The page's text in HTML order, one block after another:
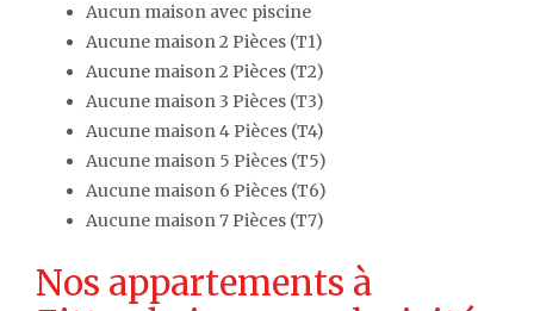
Aucun maison avec piscine
Aucune maison 2 Pièces (T1)
Aucune maison 2 Pièces (T2)
Aucune maison 3 Pièces (T3)
Aucune maison 4 Pièces (T4)
Aucune maison 5 Pièces (T5)
Aucune maison 6 Pièces (T6)
Aucune maison 7 Pièces (T7)
Nos appartements à